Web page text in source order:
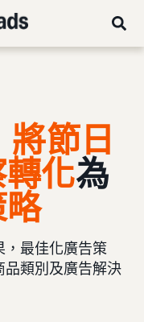
將節日
化為
，最佳化廣告策
品類別及廣告解決